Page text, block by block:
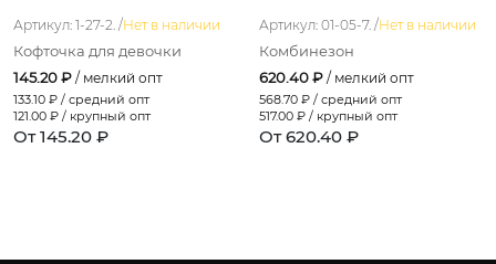
Артикул: 1-27-2. /Нет в наличии
Кофточка для девочки
145.20 ₽ / мелкий опт
133.10 ₽ / средний опт
121.00 ₽ / крупный опт
От 145.20 ₽
Артикул: 01-05-7. /Нет в наличии
Комбинезон
620.40 ₽ / мелкий опт
568.70 ₽ / средний опт
517.00 ₽ / крупный опт
От 620.40 ₽